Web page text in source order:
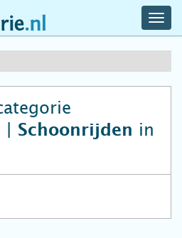
| Schoonrijden in